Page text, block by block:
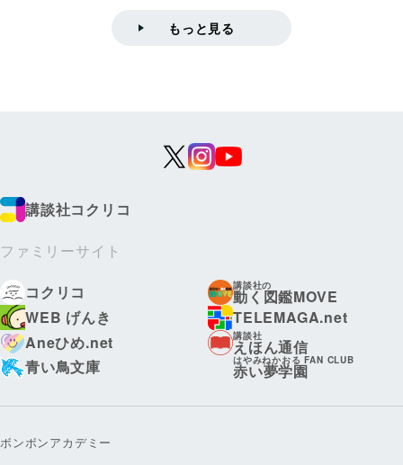
もっと見る
講談社コクリコ
ファミリーサイト
コクリコ
講談社の
動く図鑑MOVE
WEB げんき
TELEMAGA.net
Aneひめ.net
講談社
えほん通信
青い鳥文庫
はやみねかおる FAN CLUB
赤い夢学園
ボンボンアカデミー